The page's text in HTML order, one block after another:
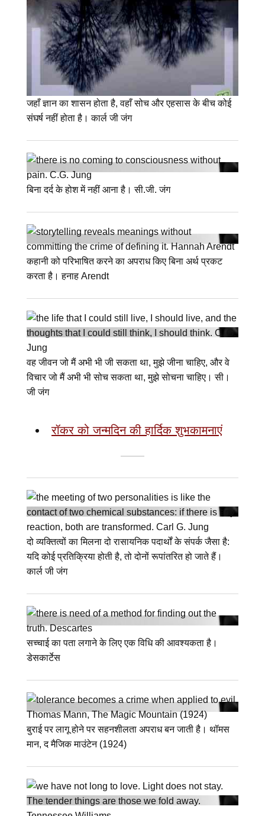
जहाँ ज्ञान का शासन होता है, वहाँ सोच और एहसास के बीच कोई
संघर्ष नहीं होता है। कार्ल जी जंग
बिना दर्द के होश में नहीं आना है। सी.जी. जंग
कहानी को परिभाषित करने का अपराध किए बिना अर्थ प्रकट
करता है। हनाह Arendt
वह जीवन जो मैं अभी भी जी सकता था, मुझे जीना चाहिए, और वे
विचार जो मैं अभी भी सोच सकता था, मुझे सोचना चाहिए। सी।
जी जंग
रॉकर को जन्मदिन की हार्दिक शुभकामनाएं
दो व्यक्तित्वों का मिलना दो रासायनिक पदार्थों के संपर्क जैसा है:
यदि कोई प्रतिक्रिया होती है, तो दोनों रूपांतरित हो जाते हैं।
कार्ल जी जंग
सच्चाई का पता लगाने के लिए एक विधि की आवश्यकता है।
डेसकार्टेस
बुराई पर लागू होने पर सहनशीलता अपराध बन जाती है। थॉमस
मान, द मैजिक माउंटेन (1924)